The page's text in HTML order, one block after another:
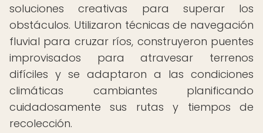
soluciones creativas para superar los
obstáculos. Utilizaron técnicas de navegación
fluvial para cruzar ríos, construyeron puentes
improvisados para atravesar terrenos
difíciles y se adaptaron a las condiciones
climáticas cambiantes planificando
cuidadosamente sus rutas y tiempos de
recolección.